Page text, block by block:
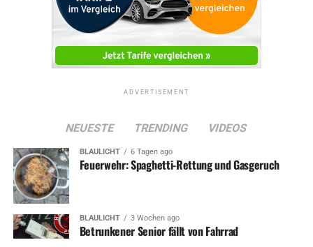
ADVERTISEMENT
NEUESTE TRENDING VIDEOS
BLAULICHT 6 Tagen ago
Feuerwehr: Spaghetti-Rettung und Gasgeruch
BLAULICHT 3 Wochen ago
Betrunkener Senior fällt von Fahrrad